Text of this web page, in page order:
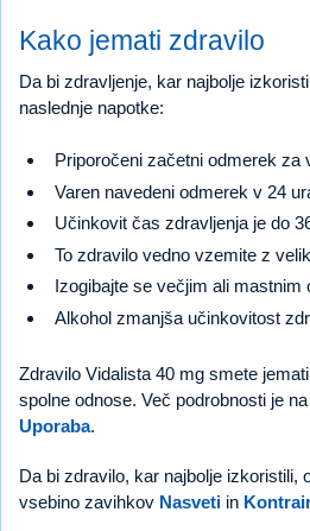
Kako jemati zdravilo
Da bi zdravljenje, kar najbolje
naslednje napotke:
Priporočeni začetni odmerek za
Varen navedeni odmerek v 24
Učinkovit čas zdravljenja je do
To zdravilo vedno vzemite z
Izogibajte se večjim ali mastnim
Alkohol zmanjša učinkovitost
Zdravilo Vidalista 40 mg smete
spolne odnose. Več podrobnosti je
Uporaba.
Da bi zdravilo, kar najbolje izkoristili,
vsebino zavihkov Nasveti in